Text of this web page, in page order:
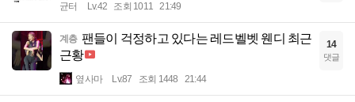
균터 Lv.42 조회 1011 21:49
계층 팬들이 걱정하고 있다는 레드벨벳 웬디 최근
근황
옆사마 Lv.87 조회 1448 21:44
14
댓글